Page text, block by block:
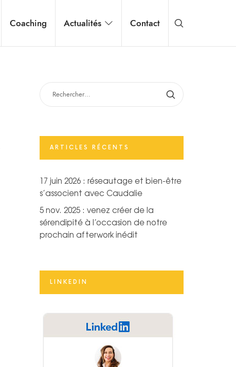
Coaching Actualités Contact
RECHERCHER :
ARTICLES RÉCENTS
17 juin 2026 : réseautage et bien-être
s’associent avec Caudalie
5 nov. 2025 : venez créer de la
sérendipité à l’occasion de notre
prochain afterwork inédit
LINKEDIN